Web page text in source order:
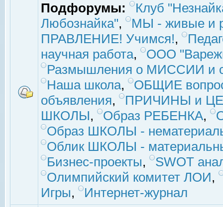
Подфорумы:
Клуб
Любознайка",
МЫ - живые и
ПРАВЛЕНИЕ! Учимся!,
научная работа,
ООО
Размышления о МИССИИ и
Наша школа,
ОБЩИЕ
объявления,
ПРИЧИНЫ и
ШКОЛЫ, Образ РЕБЕНКА,
Образ ШКОЛЫ -
Облик ШКОЛЫ -
Бизнес-проекты,
SWOT
Олимпийский комитет ЛОИ,
Игры, Интернет-журнал